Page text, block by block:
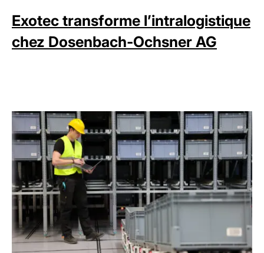
Exotec transforme l’intralogistique
chez Dosenbach-Ochsner AG